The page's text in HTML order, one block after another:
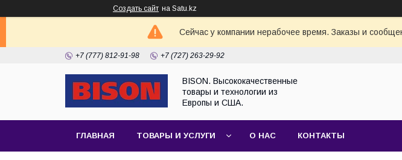
Создать сайт на Satu.kz
Сейчас у компании нерабочее время. Заказы и
+7 (777) 812-91-98 +7 (727) 263-29-92
BISON. Высококачественные
товары и технологии из
Европы и США.
ГЛАВНАЯ ТОВАРЫ И УСЛУГИ О НАС КОНТАКТЫ